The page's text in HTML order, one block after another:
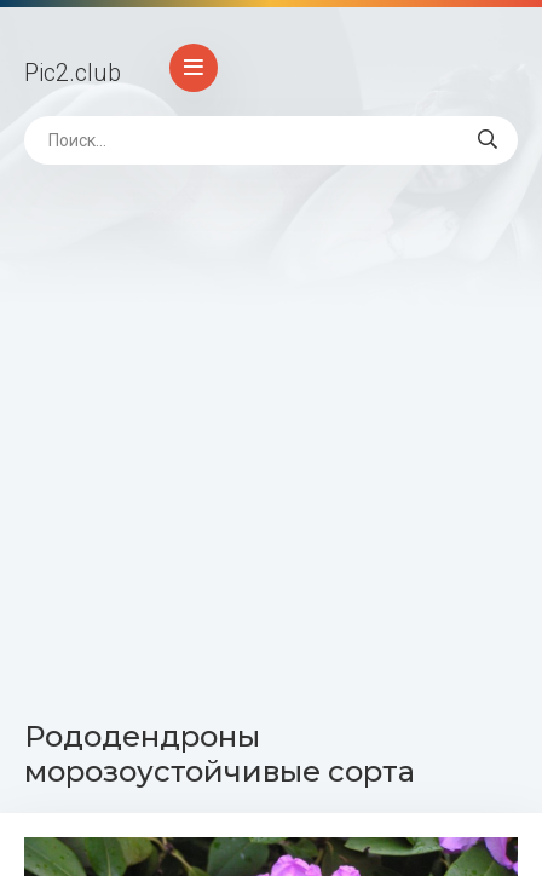
Pic2.club
Рододендроны
морозоустойчивые сорта